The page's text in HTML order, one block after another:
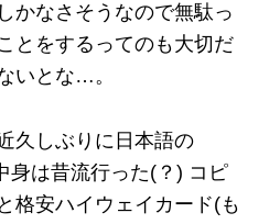
かなさそうなので無駄っ
とをするってのも大切だ
いとな…。
久しぶりに日本語の
身は昔流行った(？) コピ
格安ハイウェイカード(も